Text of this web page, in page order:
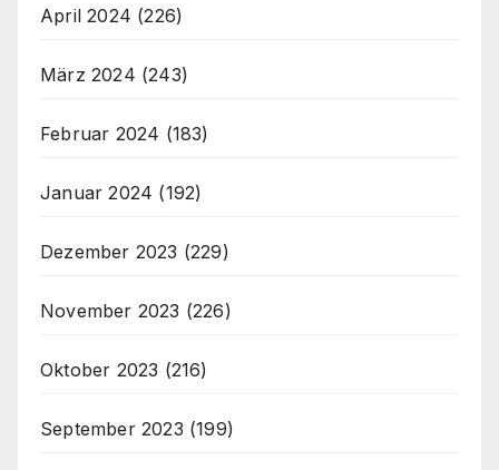
April 2024 (226)
März 2024 (243)
Februar 2024 (183)
Januar 2024 (192)
Dezember 2023 (229)
November 2023 (226)
Oktober 2023 (216)
September 2023 (199)